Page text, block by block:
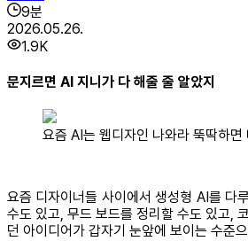
9분
2026.05.26.
1.9K
문지르면 AI 지니가 다 해줄 줄 알았지
요즘 AI는 웹디자인 나와라 뚝딱하
요즘 디자이너들 사이에서 생성형 AI를 다
수도 있고, 무드 보드를 정리할 수도 있고,
던 아이디어가 갑자기 눈앞에 보이는 수준